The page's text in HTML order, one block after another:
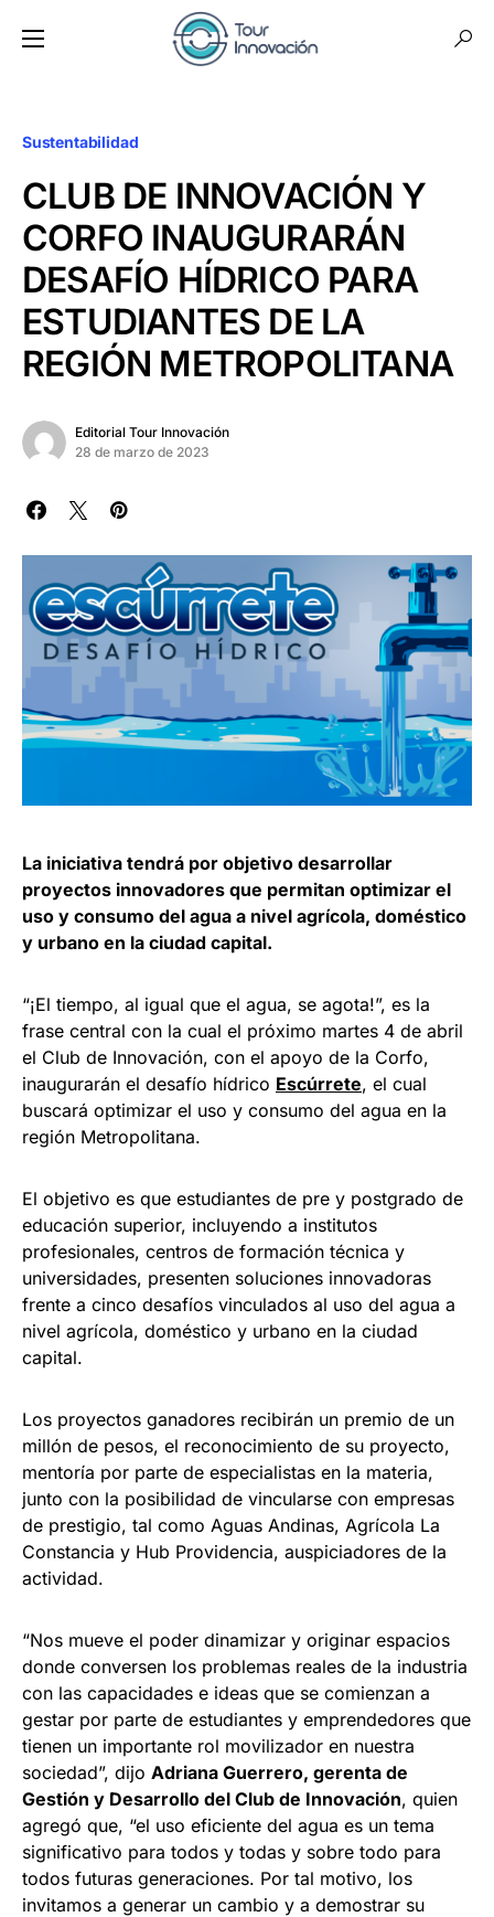
Sustentabilidad
CLUB DE INNOVACIÓN Y
CORFO INAUGURARÁN
DESAFÍO HÍDRICO PARA
ESTUDIANTES DE LA
REGIÓN METROPOLITANA
Editorial Tour Innovación
28 de marzo de 2023
La iniciativa tendrá por objetivo desarrollar
proyectos innovadores que permitan optimizar el
uso y consumo del agua a nivel agrícola, doméstico
y urbano en la ciudad capital.
“¡El tiempo, al igual que el agua, se agota!”, es la
frase central con la cual el próximo martes 4 de abril
el Club de Innovación, con el apoyo de la Corfo,
inaugurarán el desafío hídrico Escúrrete, el cual
buscará optimizar el uso y consumo del agua en la
región Metropolitana.
El objetivo es que estudiantes de pre y postgrado de
educación superior, incluyendo a institutos
profesionales, centros de formación técnica y
universidades, presenten soluciones innovadoras
frente a cinco desafíos vinculados al uso del agua a
nivel agrícola, doméstico y urbano en la ciudad
capital.
Los proyectos ganadores recibirán un premio de un
millón de pesos, el reconocimiento de su proyecto,
mentoría por parte de especialistas en la materia,
junto con la posibilidad de vincularse con empresas
de prestigio, tal como Aguas Andinas, Agrícola La
Constancia y Hub Providencia, auspiciadores de la
actividad.
“Nos mueve el poder dinamizar y originar espacios
donde conversen los problemas reales de la industria
con las capacidades e ideas que se comienzan a
gestar por parte de estudiantes y emprendedores que
tienen un importante rol movilizador en nuestra
sociedad”, dijo Adriana Guerrero, gerenta de
Gestión y Desarrollo del Club de Innovación, quien
agregó que, “el uso eficiente del agua es un tema
significativo para todos y todas y sobre todo para
todos futuras generaciones. Por tal motivo, los
invitamos a generar un cambio y a demostrar su